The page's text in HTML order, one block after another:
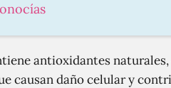
antioxidantes
causan daño celular y